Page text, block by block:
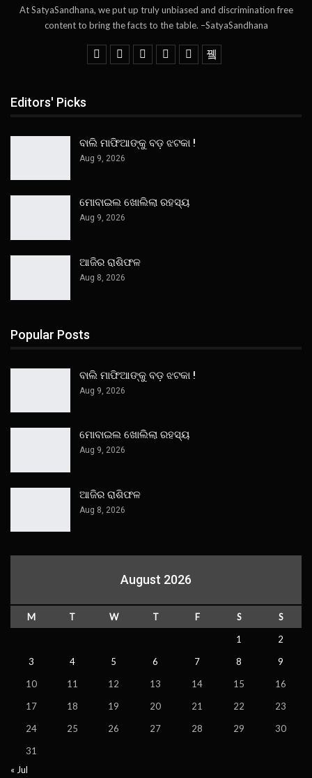
At SatyaSandhana, we put up truly unbiased and discrimination free
content to bring the facts to the table. –SatyaSandhana
Editors' Picks
ବାଲି ମାଫିଆଙ୍କୁ ବଡ଼ ଝଟକା !
Aug 9, 2026
ମୋବାଇଲ ଖୋଲିଲା ରହସ୍ୟ
Aug 9, 2026
ଆଜିର ରାଶିଫଳ
Aug 8, 2026
Popular Posts
ବାଲି ମାଫିଆଙ୍କୁ ବଡ଼ ଝଟକା !
Aug 9, 2026
ମୋବାଇଲ ଖୋଲିଲା ରହସ୍ୟ
Aug 9, 2026
ଆଜିର ରାଶିଫଳ
Aug 8, 2026
August 2026
M T W T F S
S
1
2
3
4 5 6 7 8
9
10
11 12 13 14 15
16
17
18 19 20 21 22
23
24
25 26 27 28 29
30
31
« Jul